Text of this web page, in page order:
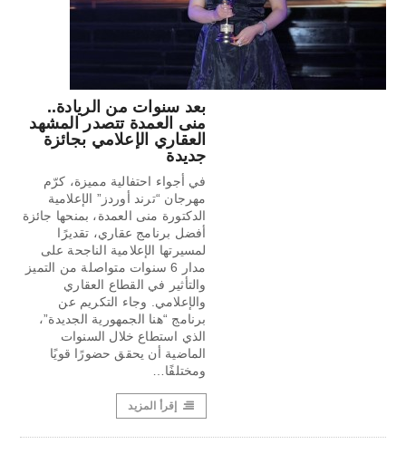
بعد سنوات من الريادة..
منى العمدة تتصدر المشهد
العقاري الإعلامي بجائزة
جديدة
في أجواء احتفالية مميزة، كرّم
مهرجان “ترند أوردز” الإعلامية
الدكتورة منى العمدة، بمنحها جائزة
أفضل برنامج عقاري، تقديرًا
لمسيرتها الإعلامية الناجحة على
مدار 6 سنوات متواصلة من التميز
والتأثير في القطاع العقاري
والإعلامي. وجاء التكريم عن
برنامج “هنا الجمهورية الجديدة”،
الذي استطاع خلال السنوات
الماضية أن يحقق حضورًا قويًا
ومختلفًا…
إقرأ المزيد